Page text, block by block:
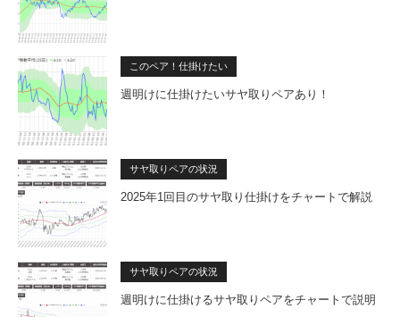
このペア！仕掛けたい
週明けに仕掛けたいサヤ取りペアあり！
サヤ取りペアの状況
2025年1回目のサヤ取り仕掛けをチャートで解説
サヤ取りペアの状況
週明けに仕掛けるサヤ取りペアをチャートで説明